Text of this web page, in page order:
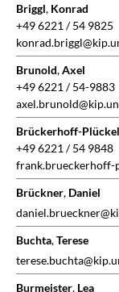
Briggl, Konrad
+49 6221 / 54 9825
Brunold,Axel
+49 6221 / 54-9883
Brückerhoff-
+49 6221 / 54 9848
frank.brueckerhoff-
Brückner, Daniel
Buchta,Terese
Burmeister, Lea